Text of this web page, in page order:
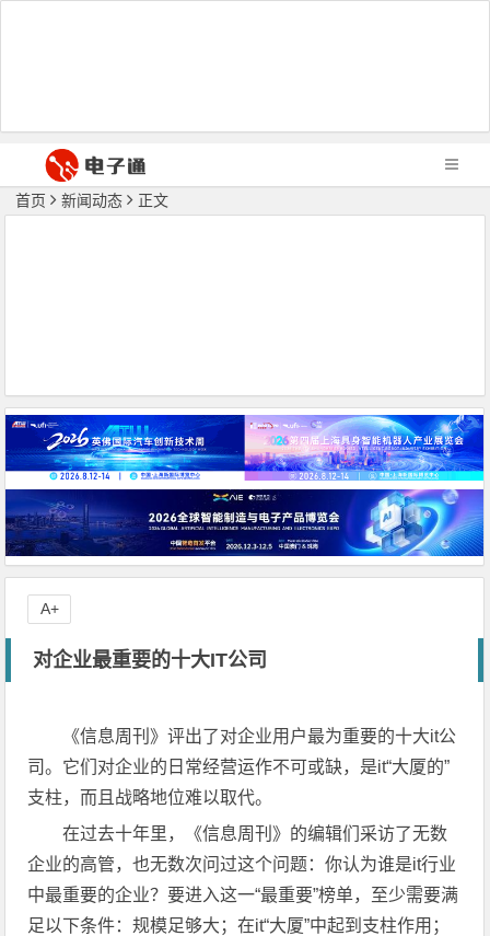
首页 新闻动态 正文
对企业最重要的十大IT公司
《信息周刊》评出了对企业用户最为重要的十大it公
司。它们对企业的日常经营运作不可或缺，是it“大厦的”
支柱，而且战略地位难以取代。
在过去十年里，《信息周刊》的编辑们采访了无数
企业的高管，也无数次问过这个问题：你认为谁是it行业
中最重要的企业？要进入这一“最重要”榜单，至少需要满
足以下条件：规模足够大；在it“大厦”中起到支柱作用；
A+